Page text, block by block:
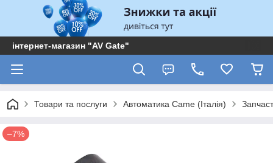
інтернет-магазин "AV Gate"
Товари та послуги Автоматика Came (Італія)
–7%